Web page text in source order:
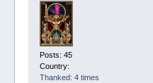
Posts: 45
Country:
Thanked: 4 times